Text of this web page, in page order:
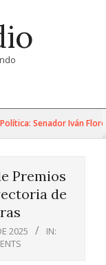
Senador Iván Flores
Premios
de
2025
IN: